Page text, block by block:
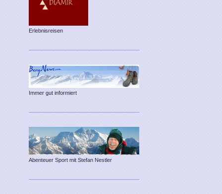
Erlebnisreisen
Immer gut informiert
Abenteuer Sport mit Stefan Nestler